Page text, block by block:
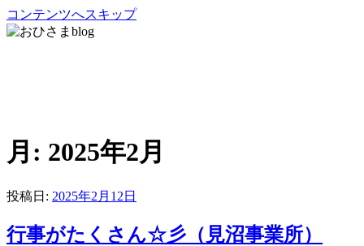
コンテンツへスキップ
月: 2025年2月
投稿日: 2025年2月12日
行事がたくさん☆彡（見沼事業所）